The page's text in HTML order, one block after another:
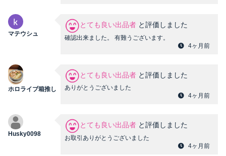
マテウシュ
とても良い出品者 と評価しました
確認出来ました。 有難うございます。
4ヶ月前
ホロライブ箱推し
とても良い出品者 と評価しました
ありがとうございました
4ヶ月前
Husky0098
とても良い出品者 と評価しました
お取引ありがとうございました
4ヶ月前